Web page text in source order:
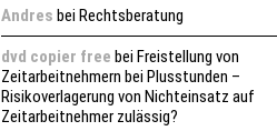
Andres beiRechtsberatung
dvd copier free bei Freistellung von
Zeitarbeitnehmern bei Plusstunden –
Risikoverlagerung von Nichteinsatz auf
Zeitarbeitnehmer zulässig?